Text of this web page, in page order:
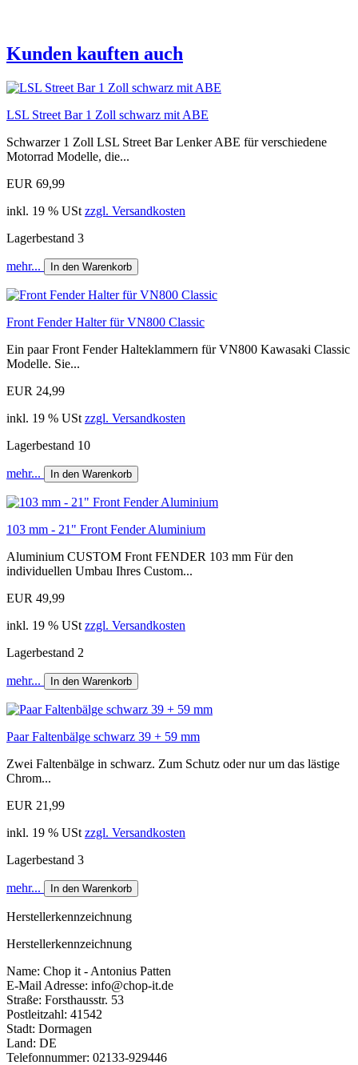
Kunden kauften auch
LSL Street Bar 1 Zoll schwarz mit ABE
Schwarzer 1 Zoll LSL Street Bar Lenker ABE für verschiedene
Motorrad Modelle, die...
EUR 69,99
inkl. 19 % USt zzgl. Versandkosten
Lagerbestand 3
mehr... In den Warenkorb
Front Fender Halter für VN800 Classic
Ein paar Front Fender Halteklammern für VN800 Kawasaki Classic
Modelle. Sie...
EUR 24,99
inkl. 19 % USt zzgl. Versandkosten
Lagerbestand 10
mehr... In den Warenkorb
103 mm - 21" Front Fender Aluminium
Aluminium CUSTOM Front FENDER 103 mm Für den
individuellen Umbau Ihres Custom...
EUR 49,99
inkl. 19 % USt zzgl. Versandkosten
Lagerbestand 2
mehr... In den Warenkorb
Paar Faltenbälge schwarz 39 + 59 mm
Zwei Faltenbälge in schwarz. Zum Schutz oder nur um das lästige
Chrom...
EUR 21,99
inkl. 19 % USt zzgl. Versandkosten
Lagerbestand 3
mehr... In den Warenkorb
Herstellerkennzeichnung
Herstellerkennzeichnung
Name: Chop it - Antonius Patten
E-Mail Adresse: info@chop-it.de
Straße: Forsthausstr. 53
Postleitzahl: 41542
Stadt: Dormagen
Land: DE
Telefonnummer: 02133-929446